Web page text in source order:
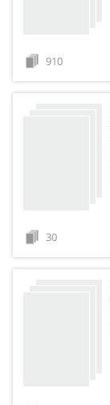
910
30